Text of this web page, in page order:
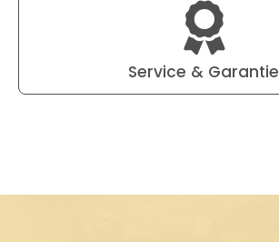
Service & Garantie